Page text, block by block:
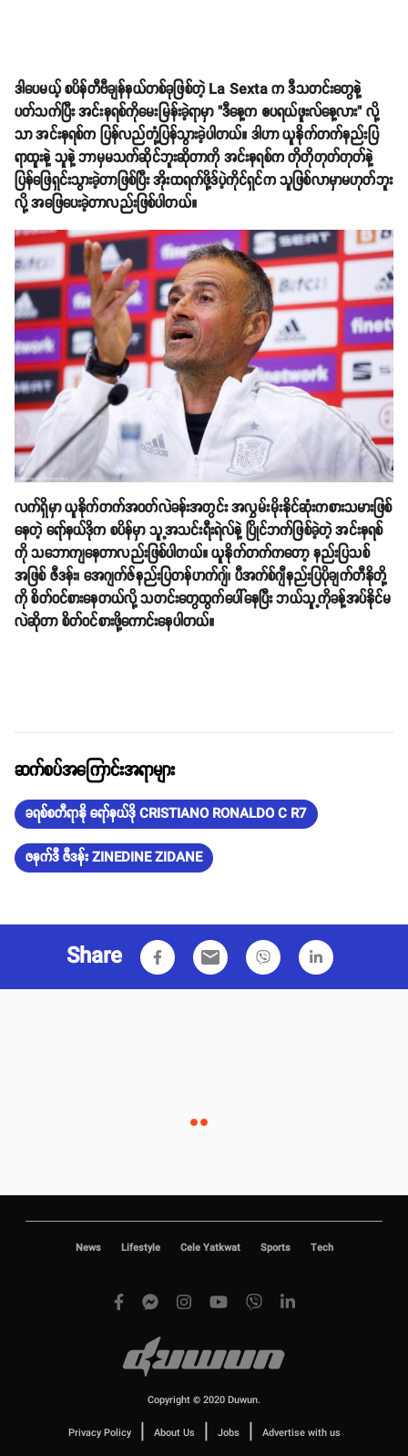
ဒါပေမယ့် စပိန်တီဗီချန်နယ်တစ်ခုဖြစ်တဲ့ La Sexta က ဒီသတင်းတွေနဲ့
ပတ်သက်ပြီး အင်းနရစ်ကိုမေးမြန်းခဲ့ရာမှာ "ဒီနေ့က ဧပရယ်ဖူးလ်နေ့လား" လို့
သာ အင်းနရစ်က ပြန်လည်တုံ့ပြန်သွားခဲ့ပါတယ်။ ဒါဟာ ယူနိုက်တက်နည်းပြ
ရာထူးနဲ့ သူနဲ့ ဘာမှမသက်ဆိုင်ဘူးဆိုတာကို အင်းနရစ်က တိုတိုတုတ်တုတ်နဲ့
ပြန်ဖြေရှင်းသွားခဲ့တာဖြစ်ပြီး အိုးထရက်ဖို့ဒ်ပဲ့ကိုင်ရှင်က သူဖြစ်လာမှာမဟုတ်ဘူး
လို့ အဖြေပေးခဲ့တာလည်းဖြစ်ပါတယ်။
လက်ရှိမှာ ယူနိုက်တက်အဝတ်လဲခန်းအတွင်း အလွှမ်းမိုးနိုင်ဆုံးကစားသမားဖြစ်
နေတဲ့ ရော်နယ်ဒိုက စပိန်မှာ သူ့အသင်းရီးရဲလ်နဲ့ ပြိုင်ဘက်ဖြစ်ခဲ့တဲ့ အင်းနရစ်
ကို သဘောကျနေတာလည်းဖြစ်ပါတယ်။ ယူနိုက်တက်ကတော့ နည်းပြသစ်
အဖြစ် ဇီဒန်း၊ အေဂျက်ဇ်နည်းပြတန်ဟက်ဂျ်၊ ပီအက်စ်ဂျီနည်းပြပိုချက်တီနိုတို့
ကို စိတ်ဝင်စားနေတယ်လို့ သတင်းတွေထွက်ပေါ်နေပြီး ဘယ်သူ့ကိုခန့်အပ်နိုင်မ
လဲဆိုတာ စိတ်ဝင်စားဖို့ကောင်းနေပါတယ်။
ဆက်စပ်အကြောင်းအရာများ
ခရစ်စတီရာနို ရော်နယ်ဒို CRISTIANO RONALDO C R7
ဇနက်ဒီ ဇီဒန်း ZINEDINE ZIDANE
Share email
News Lifestyle Cele Yatkwat Sports Tech
Copyright © 2020 Duwun.
Privacy Policy | About Us | Jobs | Advertise with us